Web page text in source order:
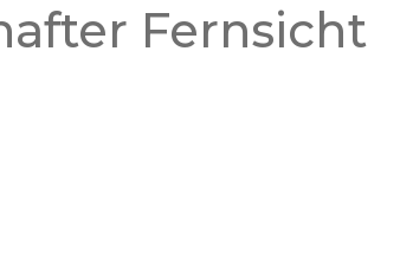
Fernsicht